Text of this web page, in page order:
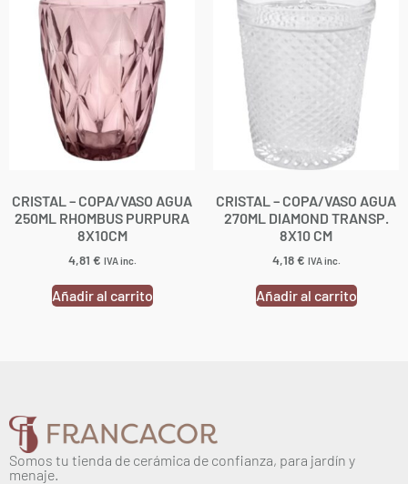
CRISTAL – COPA/VASO AGUA
250ML RHOMBUS PURPURA
8X10CM
4,81 € IVA inc.
Añadir al carrito
CRISTAL – COPA/VASO AGUA
270ML DIAMOND TRANSP.
8X10 CM
4,18€ IVA inc.
Añadir al carrito
Somos tu tienda de cerámica de confianza, para jardín y
menaje.